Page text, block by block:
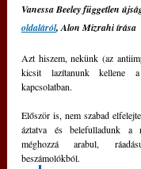
Vanessa Beeley független
oldaláról, Alon Mizrahi írása
Azt hiszem, nekünk (az
kicsit lazítanunk kellene
kapcsolatban.
Először is, nem szabad
áztatva és belefulladunk a
méghozzá arabul,
beszámolókból.